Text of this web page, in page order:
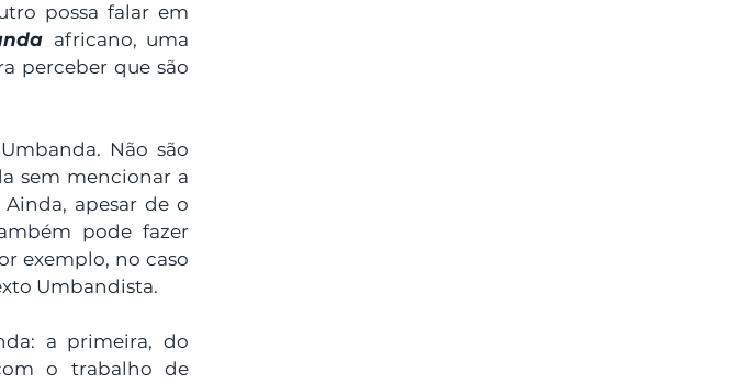
possa falar em
africano, uma
perceber que são
Não são
sem mencionar a
apesar de o
pode fazer
exemplo, no caso
Umbandista.
a primeira, do
o trabalho de